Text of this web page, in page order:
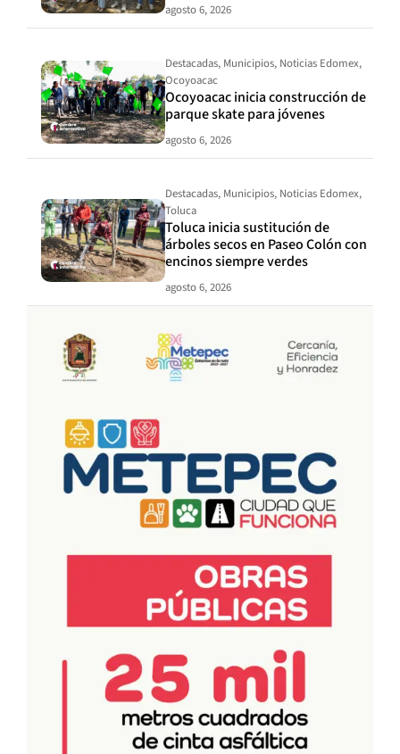
agosto 6, 2026
Destacadas, Municipios, Noticias Edomex,
Ocoyoacac
Ocoyoacac inicia construcción de
parque skate para jóvenes
agosto 6, 2026
Destacadas, Municipios, Noticias Edomex,
Toluca
Toluca inicia sustitución de
árboles secos en Paseo Colón con
encinos siempre verdes
agosto 6, 2026